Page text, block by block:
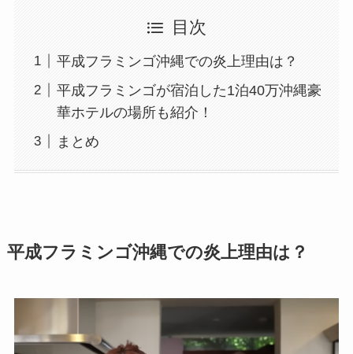
目次
平成フラミンゴ沖縄での炎上理由は？
平成フラミンゴが宿泊した1泊40万沖縄豪
華ホテルの場所も紹介！
まとめ
平成フラミンゴ沖縄での炎上理由は？